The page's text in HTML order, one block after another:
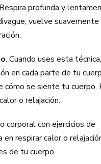
profunda y
vuelve
. Cuando uses esta técnica,
en cada parte de tu
cómo se siente tu cuerpo.
o relajación.
corporal con ejercicios de
en respirar calor o
de tu cuerpo.